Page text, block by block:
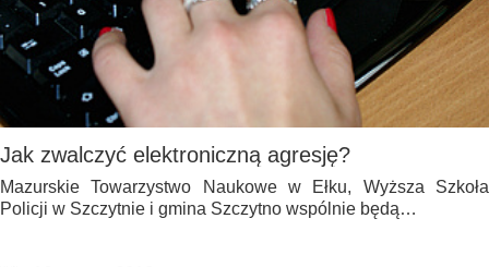
Jak zwalczyć elektroniczną agresję?
Mazurskie Towarzystwo Naukowe w Ełku, Wyższa Szkoła
Policji w Szczytnie i gmina Szczytno wspólnie będą…